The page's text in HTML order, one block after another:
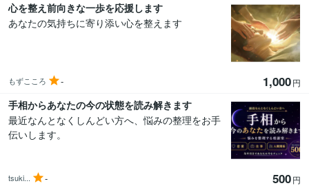
心を整え前向きな一歩を応援します
あなたの気持ちに寄り添い心を整えます
もずこころ - 1,000円
手相からあなたの今の状態を読み解きます
最近なんとなくしんどい方へ、悩みの整理をお手
伝いします。
tsuki... - 500円